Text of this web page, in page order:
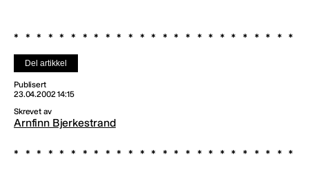
Del artikkel
Publisert
23.04.2002 14:15
Skrevet av
Arnfinn Bjerkestrand